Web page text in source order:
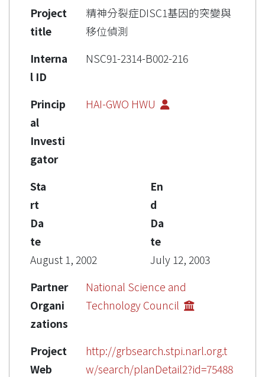
Project
title
精神分裂症DISC1基因的突變與
移位偵測
Interna
l ID
NSC91-2314-B002-216
Princip
al
Investi
gator
HAI-GWO HWU
Sta
rt
Da
te
August 1, 2002
En
d
Da
te
July 12, 2003
Partner
Organi
zations
National Science and
Technology Council
Project
Web
http://grbsearch.stpi.narl.org.t
w/search/planDetail2?id=75488